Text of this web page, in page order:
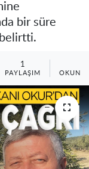
bir süre
belirtti.
1
PAYLAŞIM